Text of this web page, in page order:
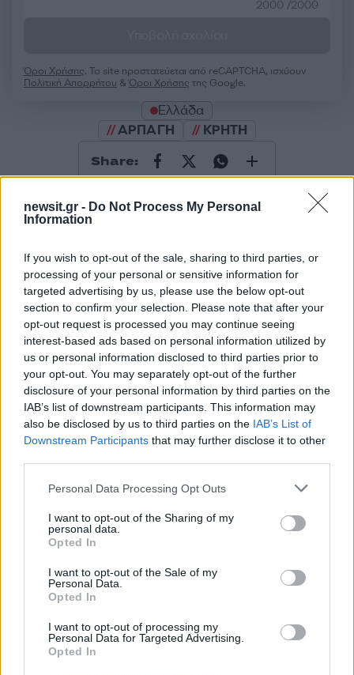
newsit.gr - Do Not Process My Personal
Information
If you wish to opt-out of the sale, sharing to third parties, or
processing of your personal or sensitive information for
targeted advertising by us, please use the below opt-out
section to confirm your selection. Please note that after your
opt-out request is processed you may continue seeing
interest-based ads based on personal information utilized by
us or personal information disclosed to third parties prior to
your opt-out. You may separately opt-out of the further
disclosure of your personal information by third parties on the
IAB’s list of downstream participants. This information may
also be disclosed by us to third parties on the IAB’s List of
Downstream Participants that may further disclose it to other
Please note that this website/app uses one or more Google
not limited to your visit or usage behaviour. You may click to
grant or deny consent to Google and its third-party tags to
use your data for below specified purposes in below Google
consent section.
Personal Data Processing Opt Outs
I want to opt-out of the Sharing of my
personal data.
Opted In
I want to opt-out of the Sale of my
Personal Data.
Opted In
I want to opt-out of processing my
Personal Data for Targeted Advertising.
Opted In
2000 /2000
Όροι Χρήσης. Το site προστατεύεται από reCAPTCHA, ισχύουν
Πολιτική Απορρήτου &Όροι Χρήσης της Google.
Ελλάδα
ΑΡΠΑΓΗ
ΚΡΗΤΗ
Share:
Ακολουθήστε το Νewsit.gr στοGoogle News
ενημερωθείτε πρώτοι για όλη την ειδησεογραφία και τα
Πιο δημοφιλή
1 Η Άννα Βίσση ξετρελάθηκε με μπάντα που
έπαιζε Τσιτσάνη στο Φισκάρδο και τους
πρότεινε συνεργασία
2Μαριζέτα Αντωνοπούλου στο newsit.gr: Οι
“σωτήρες” ανήκουν στο χρονοντούλαπο
της ιστορίας
Ελλάδα – Ενισχυμένα μελτέμια έως 8
μποφόρ στο Αιγαίο μέχρι
Δεκαπενταύγουστο
Κωνσταντίνος Αργυρός και Αλεξάνδρα
Νίκα κάνουν διακοπές με πολυτελές γιοτ
με τα δύο παιδιά τους
Ίση με 6 βόμβες Χιροσίμα η ενέργεια που
απελευθερώθηκε από τη mega fire σε
βράδια το 55% της έκτασης